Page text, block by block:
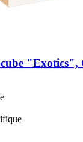
"Exotics",